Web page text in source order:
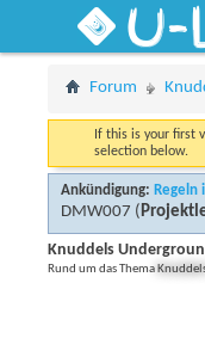
Forum
If this is your first
selection below.
Ankündigung: Regeln
DMW007 (
Knuddels
Rund um das Thema